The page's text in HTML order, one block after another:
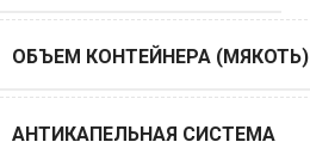
ОБЪЕМ КОНТЕЙНЕРА (МЯКОТЬ)
АНТИКАПЕЛЬНАЯ СИСТЕМА